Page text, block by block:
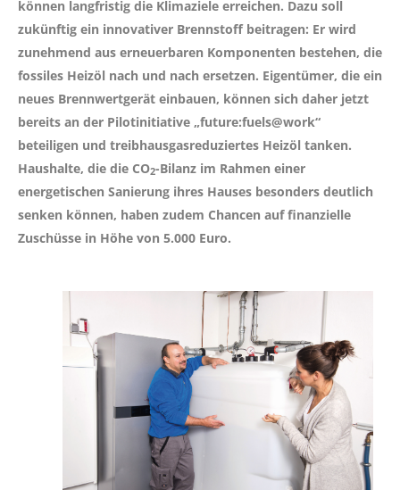
können langfristig die Klimaziele erreichen. Dazu soll
zukünftig ein innovativer Brennstoff beitragen: Er wird
zunehmend aus erneuerbaren Komponenten bestehen, die
fossiles Heizöl nach und nach ersetzen. Eigentümer, die ein
neues Brennwertgerät einbauen, können sich daher jetzt
bereits an der Pilotinitiative „future:fuels@work“
beteiligen und treibhausgasreduziertes Heizöl tanken.
Haushalte, die die CO2-Bilanz im Rahmen einer
energetischen Sanierung ihres Hauses besonders deutlich
senken können, haben zudem Chancen auf finanzielle
Zuschüsse in Höhe von 5.000 Euro.